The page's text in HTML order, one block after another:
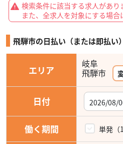
検索条件に該当する求人があり
また、全求人を対象にする場合
飛騨市の日払い（または即払い
エリア
岐阜
飛騨市
日付
働く期間 単発（